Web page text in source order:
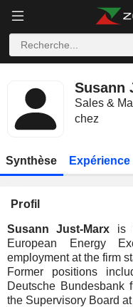
Susann
Sales &
chez
Synthèse Expérience
Profil
Susann Just-Marx is
European Energy
employment at the firm
Former positions
Deutsche Bundesbank
the Supervisory Board